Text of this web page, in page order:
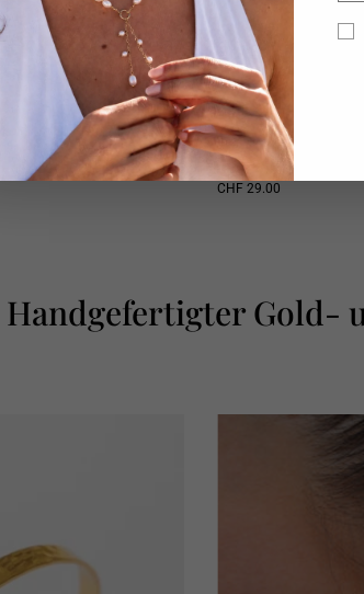
Personalized Shiny
CHF 29.00
Handgefertigter Gold-